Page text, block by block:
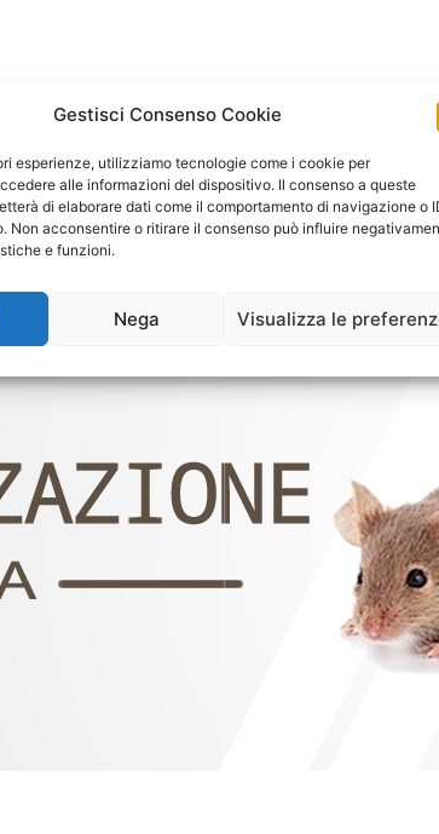
Gestisci Consenso Cookie
esperienze, utilizziamo tecnologie come i cookie per
alle informazioni del dispositivo. Il consenso a queste
di elaborare dati come il comportamento di navigazione o
Non acconsentire o ritirare il consenso può influire
e funzioni.
Nega Visualizza le